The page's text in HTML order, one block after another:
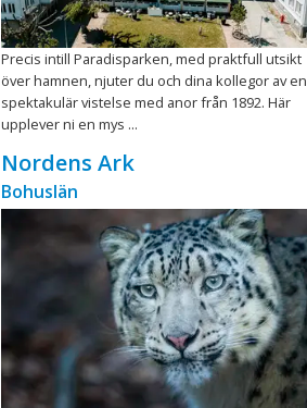
Precis intill Paradisparken, med praktfull utsikt
över hamnen, njuter du och dina kollegor av en
spektakulär vistelse med anor från 1892. Här
upplever ni en mys ...
Nordens Ark
Bohuslän